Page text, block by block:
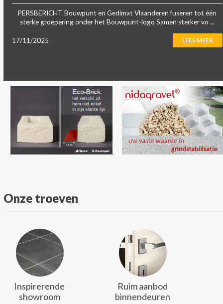
PERSBERICHT Bouwpunt en Gedimat Vlaanderen fuseren tot één
sterke groepering onder het Bouwpunt-logo Samen sterker vo ...
17/11/2025 LEES MEER
Onze troeven
Inspirerende
showroom
Ruim aanbod
binnendeuren